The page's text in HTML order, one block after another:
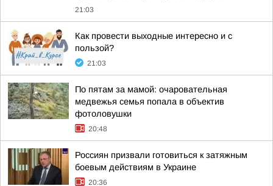
21:03
Как провести выходные интересно и с
пользой?
21:03
По пятам за мамой: очаровательная
медвежья семья попала в объектив
фотоловушки
20:48
Россиян призвали готовиться к затяжным
боевым действиям в Украине
20:36